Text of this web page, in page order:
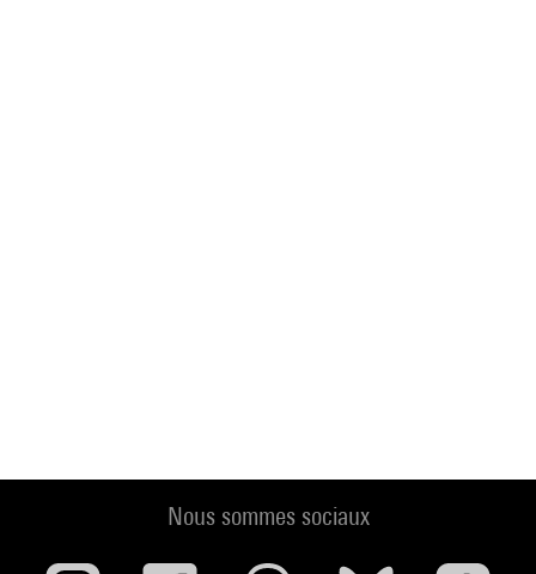
Nous sommes sociaux